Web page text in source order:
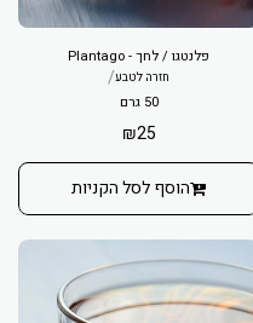
פלנטגו / לחך - Plantago
חזרה לטבע/
50 גרם
₪25
הוסף לסל הקניות